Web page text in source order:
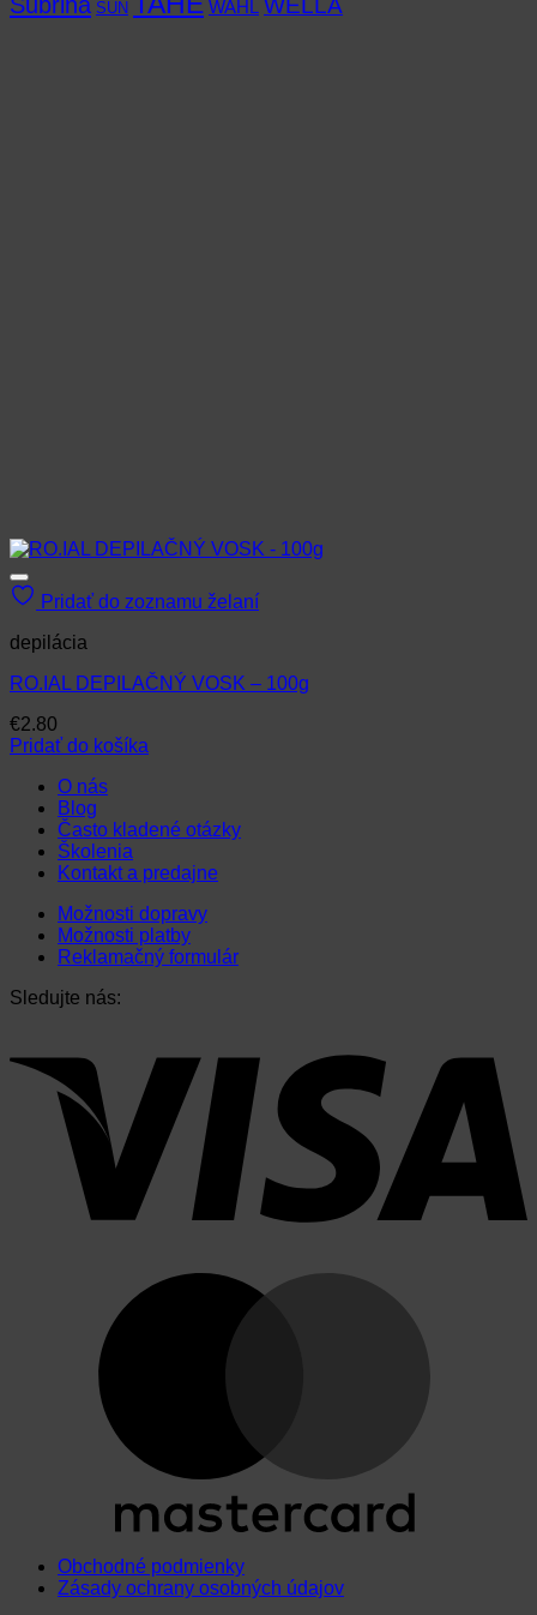
SUN WAHL
Pridať do zoznamu želaní
depilácia
RO.IAL DEPILAČNÝ VOSK – 100g
€2.80
Pridať do košíka
O nás
Blog
Často kladené otázky
Školenia
Kontakt a predajne
Možnosti dopravy
Možnosti platby
Reklamačný formulár
Sledujte nás:
Obchodné podmienky
Zásady ochrany osobných údajov